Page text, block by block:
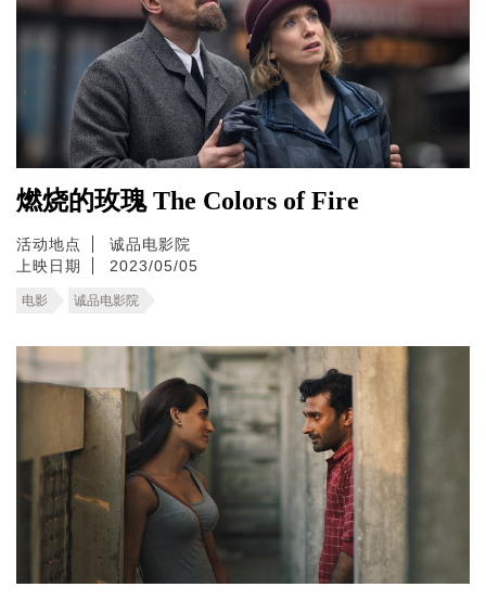
燃烧的玫瑰 The Colors of Fire
活动地点
诚品电影院
上映日期
2023/05/05
电影 诚品电影院